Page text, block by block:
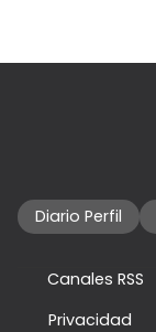
Diario Perfil
Canales RSS
Privacidad